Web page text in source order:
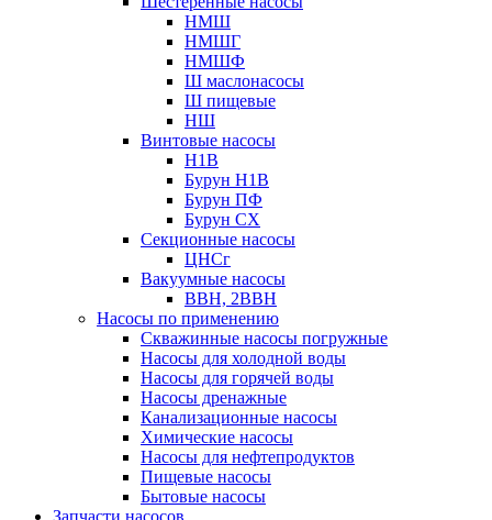
НМШ
НМШГ
НМШФ
Ш маслонасосы
Ш пищевые
НШ
Винтовые насосы
Н1В
Бурун Н1В
Бурун ПФ
Бурун СХ
Секционные насосы
ЦНСг
Вакуумные насосы
ВВН, 2ВВН
Насосы по применению
Скважинные насосы погружные
Насосы для холодной воды
Насосы для горячей воды
Насосы дренажные
Канализационные насосы
Химические насосы
Насосы для нефтепродуктов
Пищевые насосы
Бытовые насосы
Запчасти насосов